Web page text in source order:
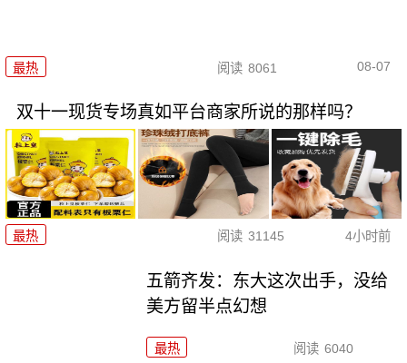
最热 阅读 8061 08-07
双十一现货专场真如平台商家所说的那样吗？
最热 阅读 31145 4小时前
五箭齐发：东大这次出手，没给
美方留半点幻想
最热 阅读 6040